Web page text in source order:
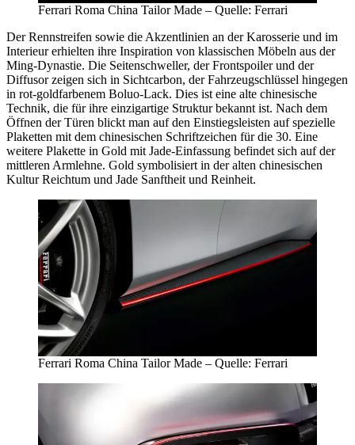
Ferrari Roma China Tailor Made – Quelle: Ferrari
Der Rennstreifen sowie die Akzentlinien an der Karosserie und im
Interieur erhielten ihre Inspiration von klassischen Möbeln aus der
Ming-Dynastie. Die Seitenschweller, der Frontspoiler und der
Diffusor zeigen sich in Sichtcarbon, der Fahrzeugschlüssel hingegen
in rot-goldfarbenem Boluo-Lack. Dies ist eine alte chinesische
Technik, die für ihre einzigartige Struktur bekannt ist. Nach dem
Öffnen der Türen blickt man auf den Einstiegsleisten auf spezielle
Plaketten mit dem chinesischen Schriftzeichen für die 30. Eine
weitere Plakette in Gold mit Jade-Einfassung befindet sich auf der
mittleren Armlehne. Gold symbolisiert in der alten chinesischen
Kultur Reichtum und Jade Sanftheit und Reinheit.
Ferrari Roma China Tailor Made – Quelle: Ferrari